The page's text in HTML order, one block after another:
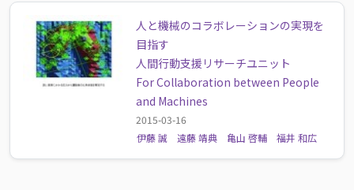
人と機械のコラボレーションの実現を
目指す
人間行動支援リサーチユニット
For Collaboration between People
and Machines
2015-03-16
伊藤 誠
遠藤 靖典 亀山 啓輔 福井 和広